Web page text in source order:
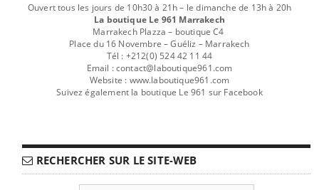
Ouvert tous les jours de 10h30 à 21h – le dimanche de 13h à 20h
La boutique Le 961 Marrakech
Marrakech Plazza – boutique C4
Place du 16 Novembre – Guéliz – Marrakech
Tél : +212(0) 524 42 11 44
Email : contact@laboutique961.com
Website : www.laboutique961.com
Suivez également la boutique Le 961 sur Facebook
RECHERCHER SUR LE SITE-WEB